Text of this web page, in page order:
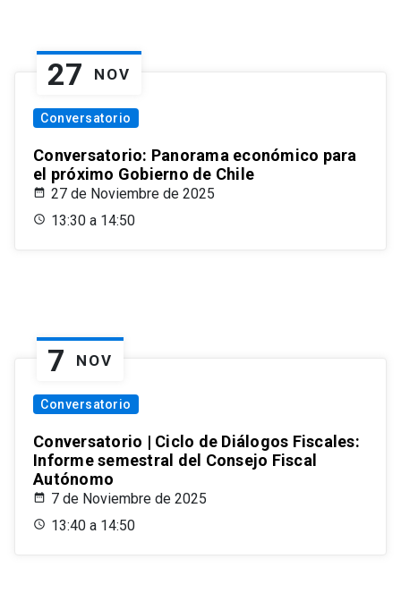
27 NOV
Conversatorio
Conversatorio: Panorama económico para
el próximo Gobierno de Chile
27 de Noviembre de 2025
13:30 a 14:50
7 NOV
Conversatorio
Conversatorio | Ciclo de Diálogos Fiscales:
Informe semestral del Consejo Fiscal
Autónomo
7 de Noviembre de 2025
13:40 a 14:50